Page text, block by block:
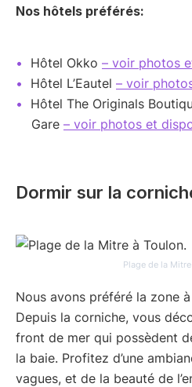
Nos hôtels préférés:
Hôtel Okko – voir photos
Hôtel L’Eautel – voir
Hôtel The Originals
Gare – voir photos et
Dormir sur la
Plage de la
Nous avons préféré la zone
Depuis la corniche, vous
front de mer qui possèdent
la baie. Profitez d’une
vagues, et de la beauté de